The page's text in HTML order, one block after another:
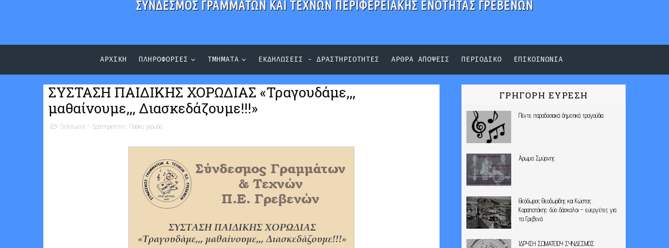
ΣΥΝΔΕΣΜΟΣ ΓΡΑΜΜΑΤΩΝ ΚΑΙ ΤΕΧΝΩΝ ΠΕΡΙΦΕΡΕΙΑΚΗΣ ΕΝΟΤΗΤΑΣ ΓΡΕΒΕΝΩΝ
ΑΡΧΙΚΗ ΠΛΗΡΟΦΟΡΙΕΣ ΤΜΗΜΑΤΑ ΕΚΔΗΛΩΣΕΙΣ - ΔΡΑΣΤΗΡΙΟΤΗΤΕΣ ΑΡΘΡΑ ΑΠΟΨΕΙΣ ΠΕΡΙΟΔΙΚΟ ΕΠΙΚΟΙΝΩΝΙΑ
ΣΥΣΤΑΣΗ ΠΑΙΔΙΚΗΣ ΧΟΡΩΔΙΑΣ «Τραγουδάμε,,,
μαθαίνουμε,,, Διασκεδάζουμε!!!»
Εκδηλωσεις - Δραστηριοτητες Παιδικη χορωδια
ΓΡΗΓΟΡΗ ΕΥΡΕΣΗ
Πέντε παραδοσιακά δημοτικά τραγούδια
Άρωμα Σμύρνης
Θεόδωρος Θεοδωρίδης και Κώστας
Καραπατάκης: δύο δάσκαλοι – ευεργέτες για
τα Γρεβενά
ΙΔΡΥΣΗ ΣΩΜΑΤΕΙΟΥ ΣΥΝΔΕΣΜΟΣ